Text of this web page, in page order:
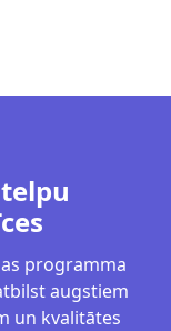
programma
augstiem
un kvalitātes